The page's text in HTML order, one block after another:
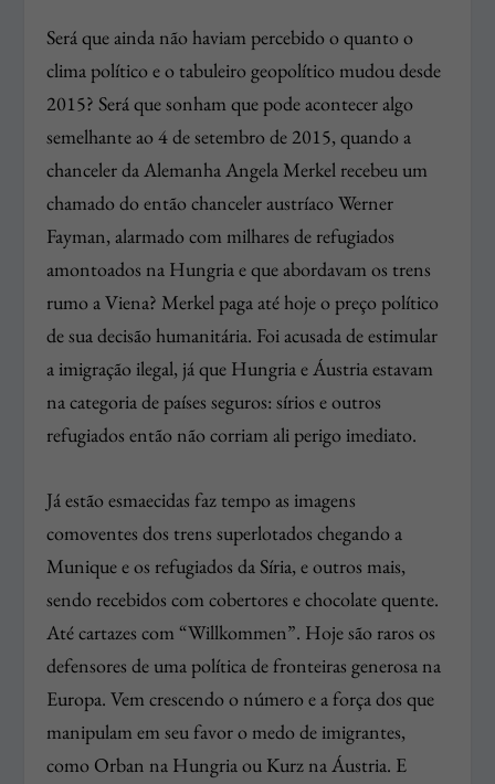
Será que ainda não haviam percebido o quanto o
clima político e o tabuleiro geopolítico mudou desde
2015? Será que sonham que pode acontecer algo
semelhante ao 4 de setembro de 2015, quando a
chanceler da Alemanha Angela Merkel recebeu um
chamado do então chanceler austríaco Werner
Fayman, alarmado com milhares de refugiados
amontoados na Hungria e que abordavam os trens
rumo a Viena? Merkel paga até hoje o preço político
de sua decisão humanitária. Foi acusada de estimular
a imigração ilegal, já que Hungria e Áustria estavam
na categoria de países seguros: sírios e outros
refugiados então não corriam ali perigo imediato.
Já estão esmaecidas faz tempo as imagens
comoventes dos trens superlotados chegando a
Munique e os refugiados da Síria, e outros mais,
sendo recebidos com cobertores e chocolate quente.
Até cartazes com “Willkommen”. Hoje são raros os
defensores de uma política de fronteiras generosa na
Europa. Vem crescendo o número e a força dos que
manipulam em seu favor o medo de imigrantes,
como Orban na Hungria ou Kurz na Áustria. E